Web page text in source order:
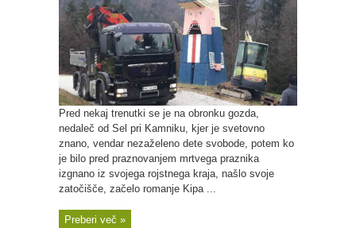
Pred nekaj trenutki se je na obronku gozda,
nedaleč od Sel pri Kamniku, kjer je svetovno
znano, vendar nezaželeno dete svobode, potem ko
je bilo pred praznovanjem mrtvega praznika
izgnano iz svojega rojstnega kraja, našlo svoje
zatočišče, začelo romanje Kipa ...
Preberi več »